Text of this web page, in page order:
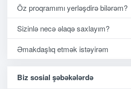
Öz proqramımı yerləşdirə bilərəm?
Sizinlə necə əlaqə saxlayım?
Əmakdaşlıq etmək istəyirəm
Biz sosial şəbəkələrdə